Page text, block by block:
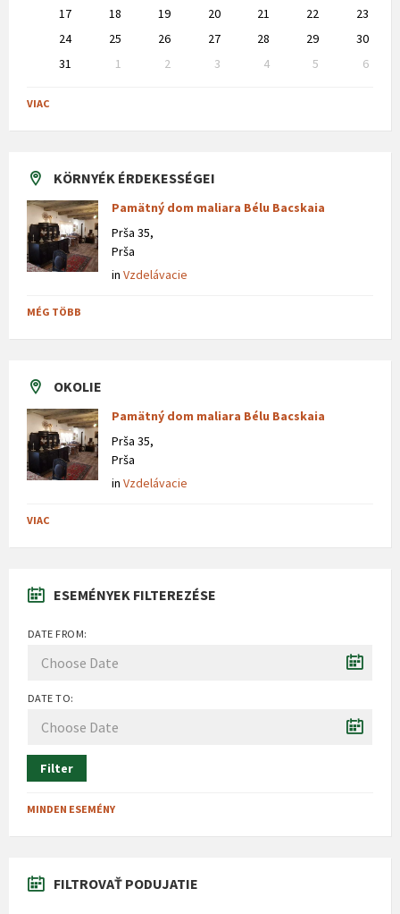
17 18 19 20 21 22
23
24
25 26 27 28 29
30
31
1 2 3 4 5
6
to
calendar
VIAC
KÖRNYÉK ÉRDEKESSÉGEI
Pamätný dom maliara Bélu Bacskaia
Prša 35,
Prša
in Vzdelávacie
MÉG TÖBB
OKOLIE
Pamätný dom maliara Bélu Bacskaia
Prša 35,
Prša
in Vzdelávacie
VIAC
ESEMÉNYEK FILTEREZÉSE
DATE FROM:
DATE TO:
Filter
MINDEN ESEMÉNY
FILTROVAŤ PODUJATIE